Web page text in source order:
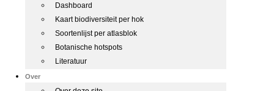
Dashboard
Kaart biodiversiteit per hok
Soortenlijst per atlasblok
Botanische hotspots
Literatuur
Over